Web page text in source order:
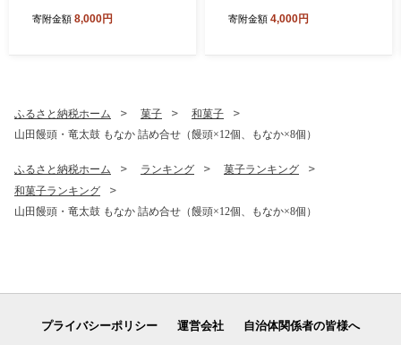
漂白剤 衣料 洋服 布 洗濯 詰
寄附金額 8,000円
無着色 たらこ ご飯 ご飯のお
寄附金額 4,000円
ふるさと納税ホーム 菓子
和菓子
山田饅頭・竜太鼓 もなか 詰め合せ（饅頭×12個、もなか×8個）
ふるさと納税ホーム ランキング
菓子ランキング
和菓子ランキング
山田饅頭・竜太鼓 もなか 詰め合せ（饅頭×12個、もなか×8個）
プライバシーポリシー 運営会社 自治体関係者の皆様へ